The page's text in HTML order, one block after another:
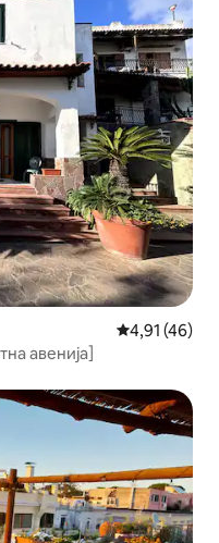
Просечна
4,91 (46)
авенија]